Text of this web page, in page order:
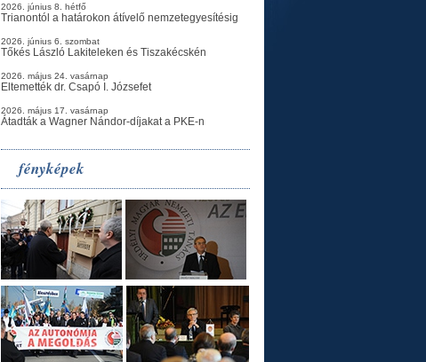
2026. június 8. hétfő
Trianontól a határokon átívelő nemzetegyesítésig
2026. június 6. szombat
Tőkés László Lakiteleken és Tiszakécskén
2026. május 24. vasárnap
Eltemették dr. Csapó I. Józsefet
2026. május 17. vasárnap
Átadták a Wagner Nándor-díjakat a PKE-n
fényképek